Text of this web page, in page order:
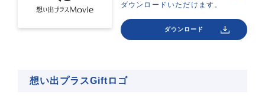
ダウンロードいただけます。
ダウンロード
想い出プラスGiftロゴ